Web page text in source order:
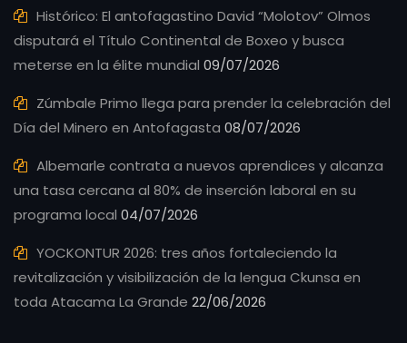
Histórico: El antofagastino David “Molotov” Olmos
disputará el Título Continental de Boxeo y busca
meterse en la élite mundial 09/07/2026
Zúmbale Primo llega para prender la celebración del
Día del Minero en Antofagasta 08/07/2026
Albemarle contrata a nuevos aprendices y alcanza
una tasa cercana al 80% de inserción laboral en su
programa local 04/07/2026
YOCKONTUR 2026: tres años fortaleciendo la
revitalización y visibilización de la lengua Ckunsa en
toda Atacama La Grande 22/06/2026